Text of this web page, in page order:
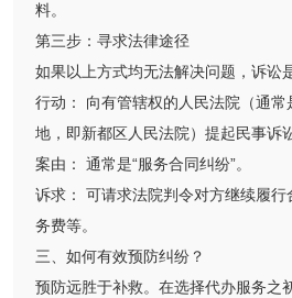
料。
第三步：寻求法律途径
如果以上方式均无法解决问题，诉讼
行动： 向有管辖权的人民法院（通
地，即新都区人民法院）提起民事诉讼
案由： 通常是“服务合同纠纷”。
诉求： 可请求法院判令对方继续履
务费等。
三、如何有效预防纠纷？
预防远胜于补救。在选择代办服务之